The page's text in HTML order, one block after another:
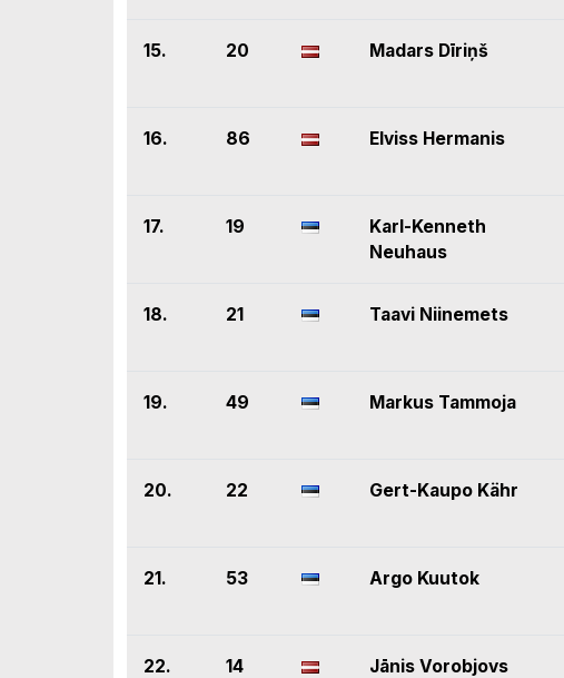
15. 20 Madars Dīriņš
16. 86 Elviss Hermanis
17. 19
Karl-Kenneth
Neuhaus
18. 21 Taavi Niinemets
19. 49 Markus Tammoja
20. 22 Gert-Kaupo Kähr
21. 53 Argo Kuutok
22. 14 Jānis Vorobjovs